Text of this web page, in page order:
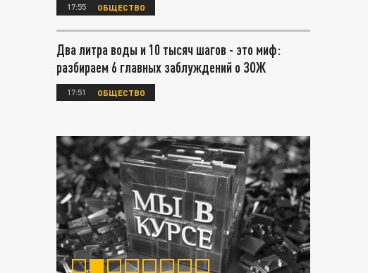
17:55 ОБЩЕСТВО
Два литра воды и 10 тысяч шагов - это миф:
разбираем 6 главных заблуждений о ЗОЖ
17:51 ОБЩЕСТВО